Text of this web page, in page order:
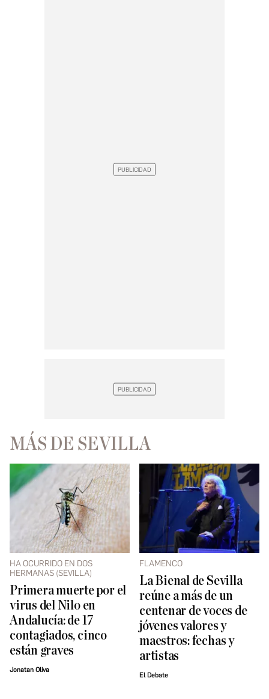
MÁS DE SEVILLA
HA OCURRIDO EN DOS
HERMANAS (SEVILLA)
Primera muerte por el
virus del Nilo en
Andalucía: de 17
contagiados, cinco
están graves
Jonatan Oliva
FLAMENCO
La Bienal de Sevilla
reúne a más de un
centenar de voces de
jóvenes valores y
maestros: fechas y
artistas
El Debate